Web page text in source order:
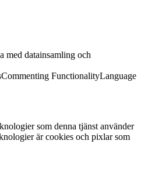
med datainsamling och
Commenting FunctionalityLanguage
som denna tjänst använder
är cookies och pixlar som